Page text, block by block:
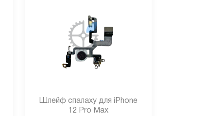
Шлейф спалаху для iPhone
12 Pro Max